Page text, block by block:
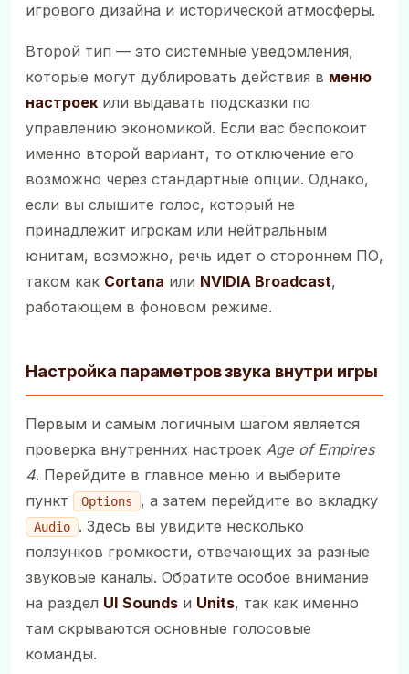
игрового дизайна и исторической атмосферы.
Второй тип — это системные уведомления,
которые могут дублировать действия в меню
настроек или выдавать подсказки по
управлению экономикой. Если вас беспокоит
именно второй вариант, то отключение его
возможно через стандартные опции. Однако,
если вы слышите голос, который не
принадлежит игрокам или нейтральным
юнитам, возможно, речь идет о стороннем ПО,
таком как Cortana или NVIDIA Broadcast,
работающем в фоновом режиме.
Настройка параметров звука внутри игры
Первым и самым логичным шагом является
проверка внутренних настроек Age of Empires
4. Перейдите в главное меню и выберите
пункт
Options , а затем перейдите во вкладку
Audio
. Здесь вы увидите несколько
ползунков громкости, отвечающих за разные
звуковые каналы. Обратите особое внимание
на раздел UI Sounds и Units, так как именно
там скрываются основные голосовые
команды.